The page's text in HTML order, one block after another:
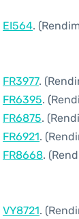
EI564.
FR3977.
FR6395.
FR6875.
FR6921.
FR8668.
VY8721.